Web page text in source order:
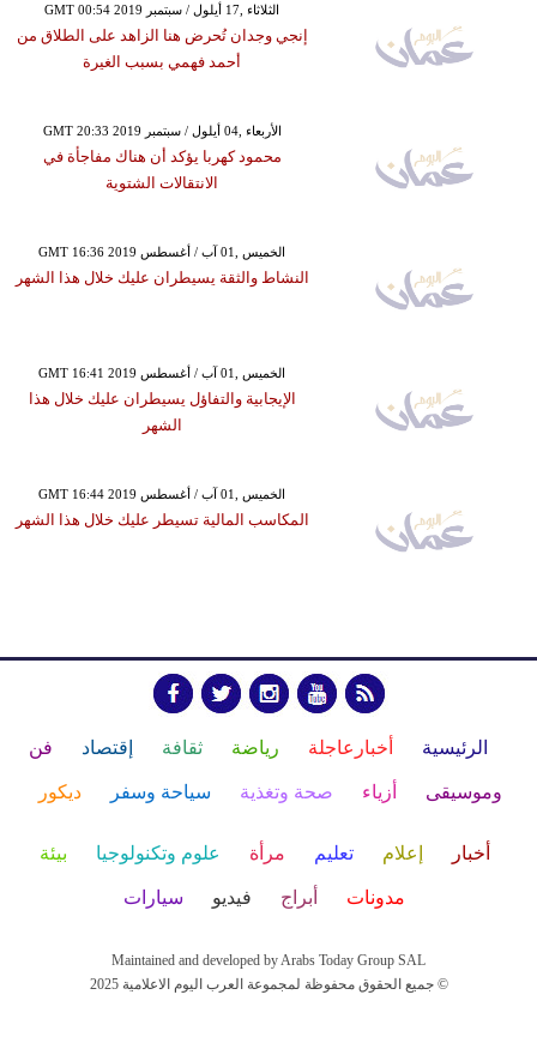
GMT 00:54 2019 الثلاثاء ,17 أيلول / سبتمبر
إنجي وجدان تُحرض هنا الزاهد على الطلاق من
أحمد فهمي بسبب الغيرة
GMT 20:33 2019 الأربعاء ,04 أيلول / سبتمبر
محمود كهربا يؤكد أن هناك مفاجأة في
الانتقالات الشتوية
GMT 16:36 2019 الخميس ,01 آب / أغسطس
النشاط والثقة يسيطران عليك خلال هذا الشهر
GMT 16:41 2019 الخميس ,01 آب / أغسطس
الإيجابية والتفاؤل يسيطران عليك خلال هذا
الشهر
GMT 16:44 2019 الخميس ,01 آب / أغسطس
المكاسب المالية تسيطر عليك خلال هذا الشهر
الرئيسية أخبارعاجلة رياضة ثقافة إقتصاد فن
وموسيقى أزياء صحة وتغذية سياحة وسفر ديكور
أخبار إعلام تعليم مرأة علوم وتكنولوجيا بيئة
مدونات أبراج فيديو سيارات
Maintained and developed by Arabs Today Group SAL
جميع الحقوق محفوظة لمجموعة العرب اليوم الاعلامية 2025 ©